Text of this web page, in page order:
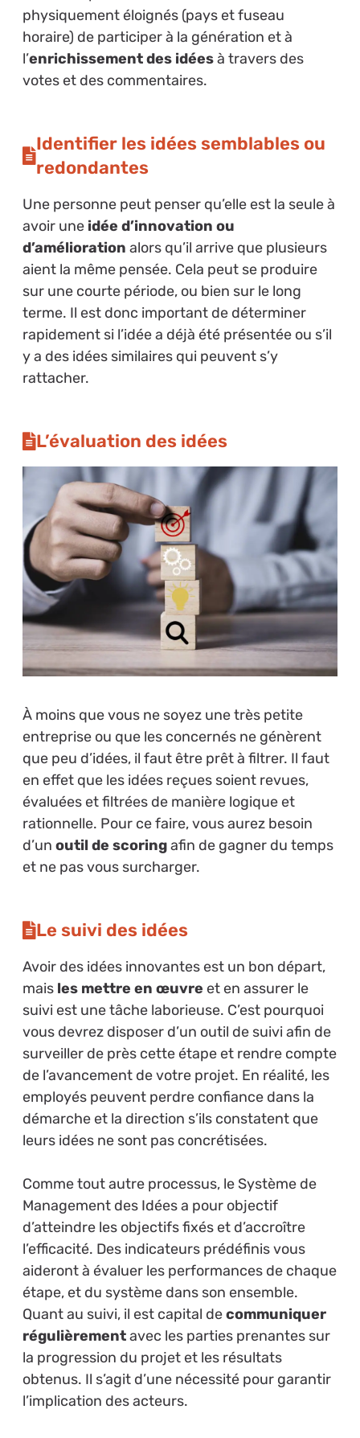
physiquement éloignés (pays et fuseau
horaire) de participer à la génération et à
l’enrichissement des idéesà travers des
votes et des commentaires.
Identifier les idées semblables ou
redondantes
Une personne peut penser qu’elle est la seule à
avoir une idée d’innovation ou
d’amélioration alors qu’il arrive que plusieurs
aient la même pensée. Cela peut se produire
sur une courte période, ou bien sur le long
terme. Il est donc important de déterminer
rapidement si l’idée a déjà été présentée ou s’il
y a des idées similaires qui peuvent s’y
rattacher.
L’évaluation des idées
À moins que vous ne soyez une très petite
entreprise ou que les concernés ne génèrent
que peu d’idées, il faut être prêt à filtrer. Il faut
en effet que les idées reçues soient revues,
évaluées et filtrées de manière logique et
rationnelle. Pour ce faire, vous aurez besoin
d’un outil de scoringafin de gagner du temps
et ne pas vous surcharger.
Le suivi des idées
Avoir des idées innovantes est un bon départ,
maisles mettre en œuvre et en assurer le
suivi est une tâche laborieuse. C’est pourquoi
vous devrez disposer d’un outil de suivi afin de
surveiller de près cette étape et rendre compte
de l’avancement de votre projet. En réalité, les
employés peuvent perdre confiance dans la
démarche et la direction s’ils constatent que
leurs idées ne sont pas concrétisées.
Comme tout autre processus, le Système de
Management des Idées a pour objectif
d’atteindre les objectifs fixés et d’accroître
l’efficacité. Des indicateurs prédéfinis vous
aideront à évaluer les performances de chaque
étape, et du système dans son ensemble.
Quant au suivi, il est capital decommuniquer
régulièrementavec les parties prenantes sur
la progression du projet et les résultats
obtenus. Il s’agit d’une nécessité pour garantir
l’implication des acteurs.